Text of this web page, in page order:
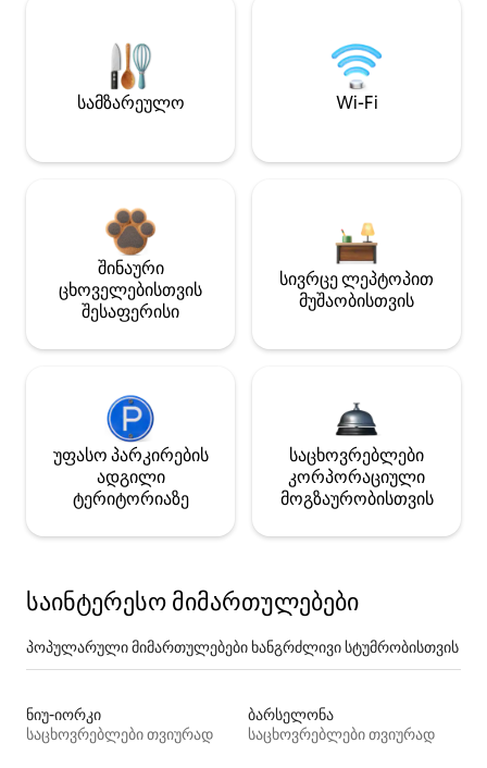
სამზარეულო Wi-Fi
შინაური
ცხოველებისთვის
შესაფერისი
სივრცე ლეპტოპით
მუშაობისთვის
უფასო პარკირების
ადგილი
ტერიტორიაზე
საცხოვრებლები
კორპორაციული
მოგზაურობისთვის
საინტერესო მიმართულებები
პოპულარული მიმართულებები ხანგრძლივი სტუმრობისთვის
ნიუ-იორკი
საცხოვრებლები თვიურად
ბარსელონა
საცხოვრებლები თვიურად